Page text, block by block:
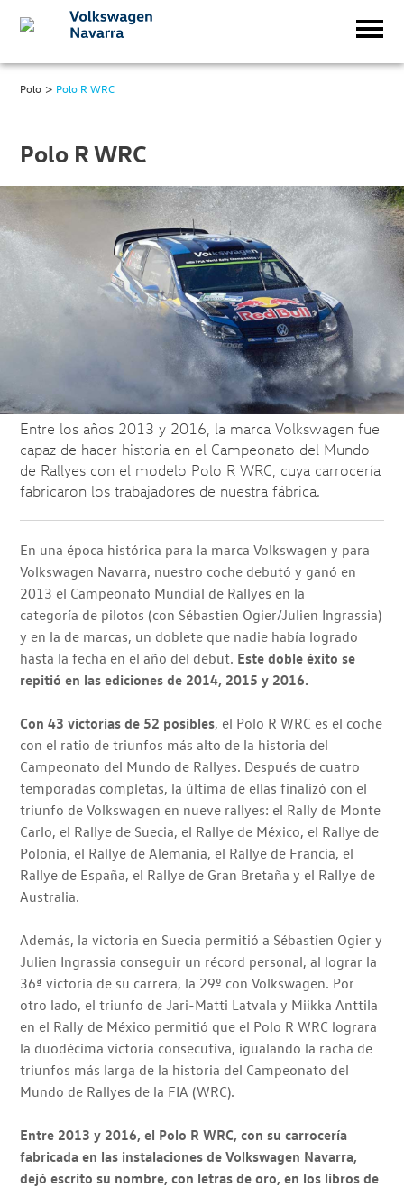
Polo > Polo R WRC
Polo R WRC
Entre los años 2013 y 2016, la marca Volkswagen fue
capaz de hacer historia en el Campeonato del Mundo
de Rallyes con el modelo Polo R WRC, cuya carrocería
fabricaron los trabajadores de nuestra fábrica.
En una época histórica para la marca Volkswagen y para
Volkswagen Navarra, nuestro coche debutó y ganó en
2013 el Campeonato Mundial de Rallyes en la
categoría de pilotos (con Sébastien Ogier/Julien Ingrassia)
y en la de marcas, un doblete que nadie había logrado
hasta la fecha en el año del debut. Este doble éxito se
repitió en las ediciones de 2014, 2015 y 2016.
Con 43 victorias de 52 posibles, el Polo R WRC es el coche
con el ratio de triunfos más alto de la historia del
Campeonato del Mundo de Rallyes. Después de cuatro
temporadas completas, la última de ellas finalizó con el
triunfo de Volkswagen en nueve rallyes: el Rally de Monte
Carlo, el Rallye de Suecia, el Rallye de México, el Rallye de
Polonia, el Rallye de Alemania, el Rallye de Francia, el
Rallye de España, el Rallye de Gran Bretaña y el Rallye de
Australia.
Además, la victoria en Suecia permitió a Sébastien Ogier y
Julien Ingrassia conseguir un récord personal, al lograr la
36ª victoria de su carrera, la 29º con Volkswagen. Por
otro lado, el triunfo de Jari-Matti Latvala y Miikka Anttila
en el Rally de México permitió que el Polo R WRC lograra
la duodécima victoria consecutiva, igualando la racha de
triunfos más larga de la historia del Campeonato del
Mundo de Rallyes de la FIA (WRC).
Entre 2013 y 2016, el Polo R WRC, con su carrocería
fabricada en las instalaciones de Volkswagen Navarra,
dejó escrito su nombre, con letras de oro, en los libros de